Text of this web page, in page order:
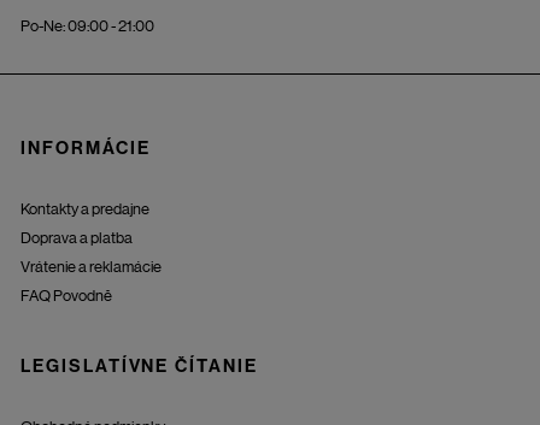
Po-Ne: 09:00 - 21:00
INFORMÁCIE
Kontakty a predajne
Doprava a platba
Vrátenie a reklamácie
FAQ Povodně
LEGISLATÍVNE ČÍTANIE